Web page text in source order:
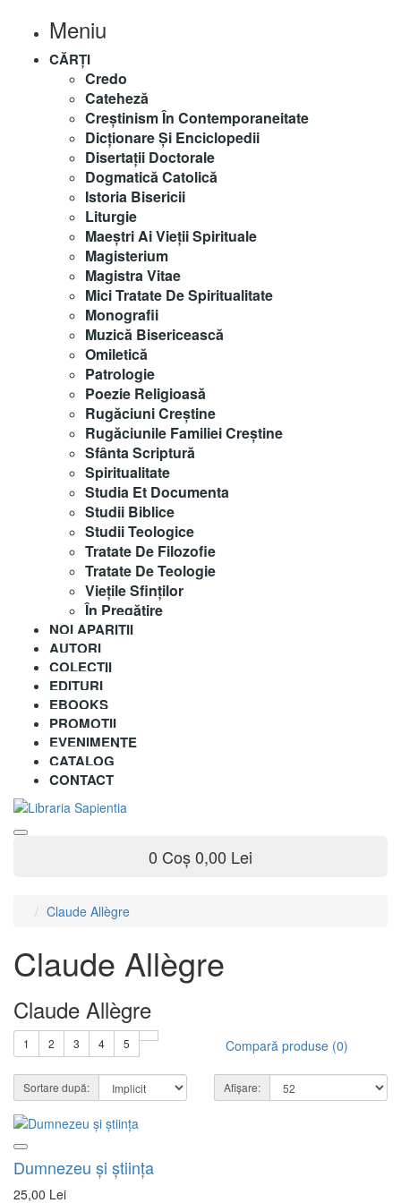
Meniu
CĂRȚI
Credo
Cateheză
Creștinism În Contemporaneitate
Dicționare Și Enciclopedii
Disertații Doctorale
Dogmatică Catolică
Istoria Bisericii
Liturgie
Maeştri Ai Vieţii Spirituale
Magisterium
Magistra Vitae
Mici Tratate De Spiritualitate
Monografii
Muzică Bisericească
Omiletică
Patrologie
Poezie Religioasă
Rugăciuni Creştine
Rugăciunile Familiei Creștine
Sfânta Scriptură
Spiritualitate
Studia Et Documenta
Studii Biblice
Studii Teologice
Tratate De Filozofie
Tratate De Teologie
Vieţile Sfinţilor
În Pregătire
NOI APARITII
AUTORI
COLECȚII
EDITURI
EBOOKS
PROMOȚII
EVENIMENTE
CATALOG
CONTACT
0 Coș0,00 Lei
Claude Allègre
Claude Allègre
Claude Allègre
1 2 3 4 5 Compară produse (0)
Sortare după: Afișare:
Dumnezeu şi ştiinţa
25,00 Lei